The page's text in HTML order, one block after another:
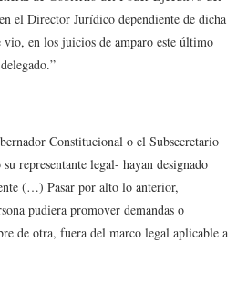
el Director Jurídico dependiente de dicha
vio, en los juicios de amparo este último
Constitucional o el Subsecretario
representante legal- hayan designado
(…) Pasar por alto lo anterior,
pudiera promover demandas o
de otra, fuera del marco legal aplicable a